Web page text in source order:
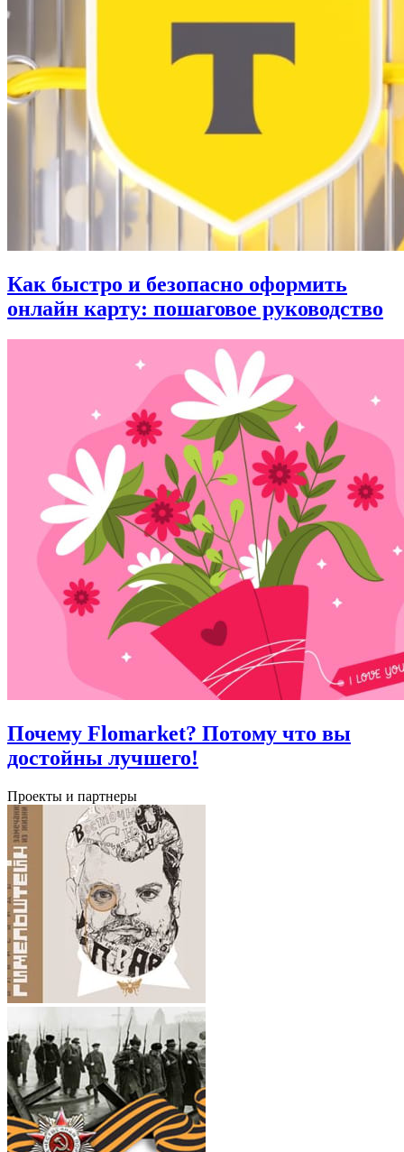
Как быстро и безопасно оформить
онлайн карту: пошаговое руководство
Почему Flomarket? Потому что вы
достойны лучшего!
Проекты и партнеры